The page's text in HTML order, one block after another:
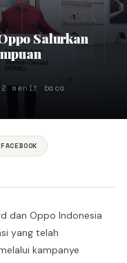
Salurkan
menit baca
FACEBOOK
dan Oppo Indonesia
yang telah
kampanye